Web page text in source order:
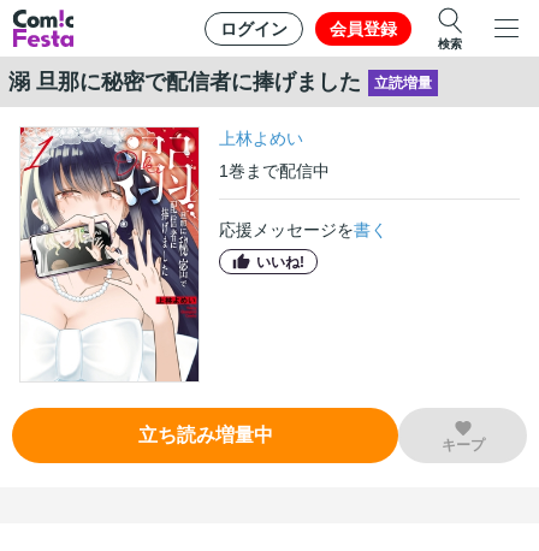
ログイン 会員登録
検索
溺 旦那に秘密で配信者に捧げました 立読増量
上林よめい
1巻 まで配信中
応援メッセージを書く
いいね!
立ち読み増量中 キープ